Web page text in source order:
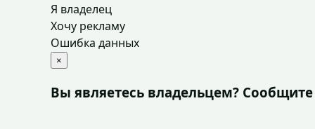
Я владелец
Хочу рекламу
Ошибка данных
×
Вы являетесь владельцем?